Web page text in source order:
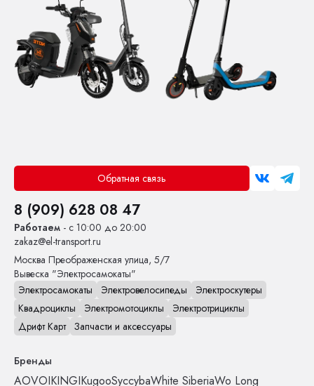
Обратная связь
8 (909) 628 08 47
Работаем - с 10:00 до 20:00
zakaz@el-transport.ru
Москва Преображенская улица, 5/7
Вывеска "Электросамокаты"
Электросамокаты
Электровелосипеды
Электроскутеры
Квадроциклы
Электромотоциклы
Электротрициклы
Дрифт Карт Запчасти и аксессуары
Бренды
AOVOIKINGIKugooSyccybaWhite SiberiaWo Long